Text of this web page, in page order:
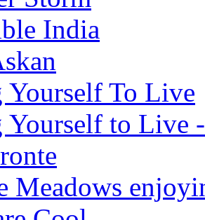
India
To Live
to Live -
Meadows